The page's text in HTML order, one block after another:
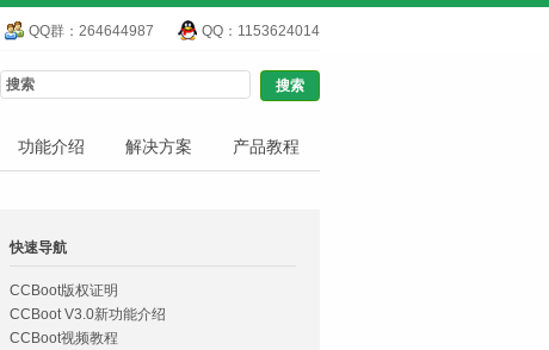
QQ群：264644987 QQ：1153624014
功能介绍 解决方案 产品教程
快速导航
CCBoot版权证明
CCBoot V3.0新功能介绍
CCBoot视频教程